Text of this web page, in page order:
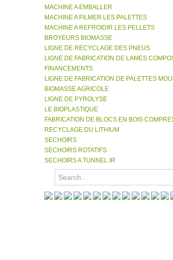
MACHINE A EMBALLER
MACHINE A FILMER LES PALETTES
MACHINE A REFROIDIR LES PELLETS
BROYEURS BIOMASSE
LIGNE DE RECYCLAGE DES PNEUS
LIGNE DE FABRICATION DE LAMES
FINANCEMENTS
LIGNE DE FABRICATION DE PALETTES
BIOMASSE AGRICOLE
LIGNE DE PYROLYSE
LE BIOPLASTIQUE
FABRICATION DE BLOCS EN BOIS
RECYCLAGE DU LITHIUM
SECHOIRS
SECHOIRS ROTATIFS
SECHOIRS A TUNNEL IR